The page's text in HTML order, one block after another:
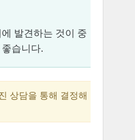
발견하는 것이 중
습니다.
상담을 통해 결정해